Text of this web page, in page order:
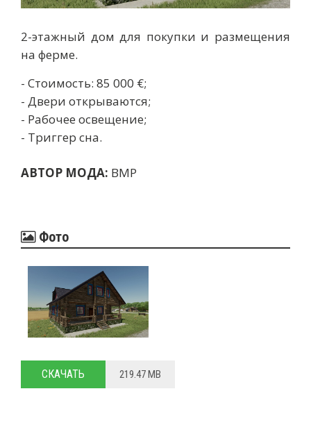
2-этажный дом для покупки и размещения
на ферме.
- Стоимость: 85 000 €;
- Двери открываются;
- Рабочее освещение;
- Триггер сна.
АВТОР МОДА: BMP
Фото
СКАЧАТЬ 219.47 MB